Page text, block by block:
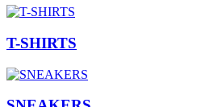
T-SHIRTS